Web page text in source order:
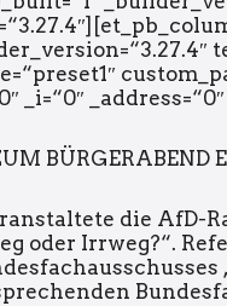
_i=“0″
BÜRGERABEND
die AfD-
oder Irrweg?“.